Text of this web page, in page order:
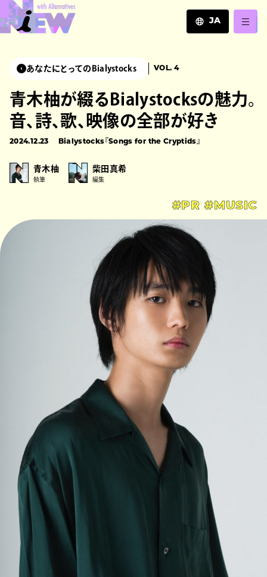
JA
あなたにとってのBialystocks VOL. 4
青木柚が綴るBialystocksの魅力。
音、詩、歌、映像の全部が好き
2024.12.23 Bialystocks『Songs for the Cryptids』
青木柚
執筆
柴田真希
編集
#PR #MUSIC